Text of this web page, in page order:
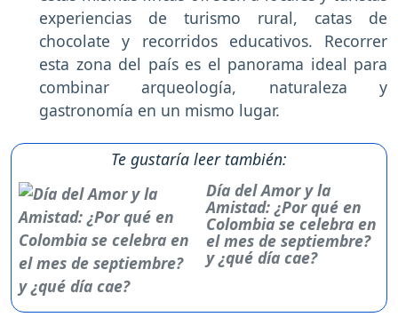
experiencias de turismo rural, catas de
chocolate y recorridos educativos. Recorrer
esta zona del país es el panorama ideal para
combinar arqueología, naturaleza y
gastronomía en un mismo lugar.
Te gustaría leer también:
Día del Amor y la
Amistad: ¿Por qué en
Colombia se celebra en
el mes de septiembre?
y ¿qué día cae?